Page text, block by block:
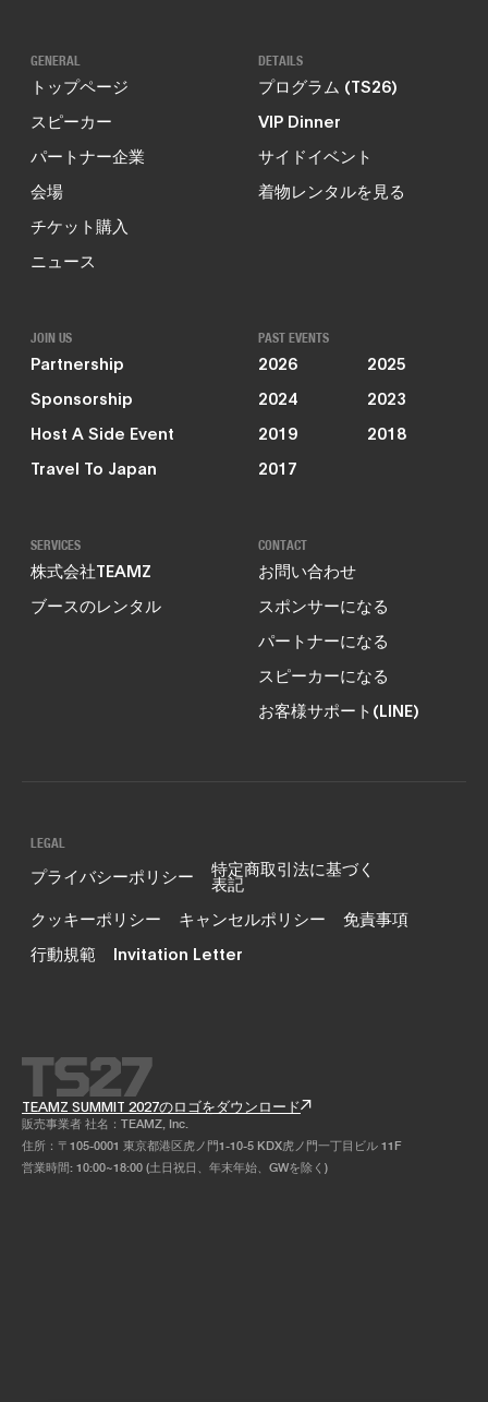
GENERAL
トップページ
スピーカー
パートナー企業
会場
チケット購入
ニュース
DETAILS
プログラム (TS26)
VIP Dinner
サイドイベント
着物レンタルを見る
JOIN US
Partnership
Sponsorship
Host A Side Event
Travel To Japan
PAST EVENTS
2026
2025
2024
2023
2019
2018
2017
SERVICES
株式会社TEAMZ
ブースのレンタル
CONTACT
お問い合わせ
スポンサーになる
パートナーになる
スピーカーになる
お客様サポート(LINE)
LEGAL
プライバシーポリシー 特定商取引法に基づく
表記
クッキーポリシー
キャンセルポリシー
免責事項
行動規範
Invitation Letter
TEAMZ SUMMIT 2027のロゴをダウンロード
販売事業者 社名：TEAMZ, Inc.
住所：〒105-0001 東京都港区虎ノ門1-10-5 KDX虎ノ門一丁目ビル 11F
営業時間: 10:00~18:00 (土日祝日、年末年始、GWを除く)